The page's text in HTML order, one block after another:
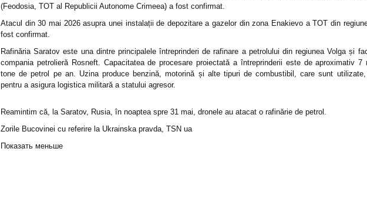
(Feodosia, TOT al Republicii Autonome Crimeea) a fost confirmat.
Atacul din 30 mai 2026 asupra unei instalații de depozitare a gazelor din zona Enakievo a TOT din
fost confirmat.
Rafinăria Saratov este una dintre principalele întreprinderi de rafinare a petrolului din regiunea Volga și
compania petrolieră Rosneft. Capacitatea de procesare proiectată a întreprinderii este de aproximativ 7
tone de petrol pe an. Uzina produce benzină, motorină și alte tipuri de combustibil, care sunt
pentru a asigura logistica militară a statului agresor.
Reamintim că, la Saratov, Rusia, în noaptea spre 31 mai, dronele au atacat o rafinărie de petrol.
Zorile Bucovinei cu referire la Ukrainska pravda, TSN ua
Показать меньше